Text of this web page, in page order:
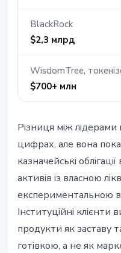
BlackRock
$2,3 млрд
WisdomTree,
$700+ млн
Різниця між
цифрах, але вона
казначейські
активів із власною
експериментальною
Інституційні клієнти
продукти як заставу
готівкою, а не як